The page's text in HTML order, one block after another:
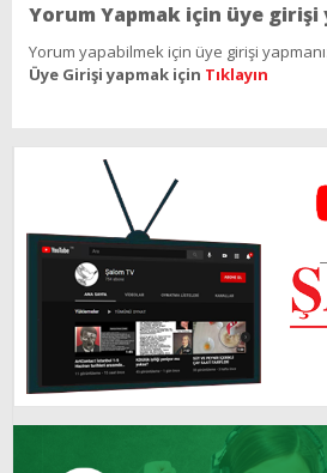
Yorum Yapmak için üye girişi
Yorum yapabilmek için üye girişi
Üye Girişi yapmak için Tıklayın